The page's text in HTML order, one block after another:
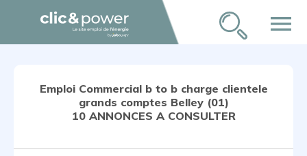
menu
Emploi Commercial b to b charge clientele
grands comptes Belley (01)
10 ANNONCES A CONSULTER